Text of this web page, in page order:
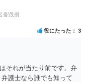
ます。 また、人物写真
体本人に帰属します
当然に著作権が生じる
頼者から提供された素
作物性は認められにく
部に創作性が認められ
の写真や文章等を制作
誉毀損
役にたった 3
それが当たり前です。弁
護士なら誰でも知って